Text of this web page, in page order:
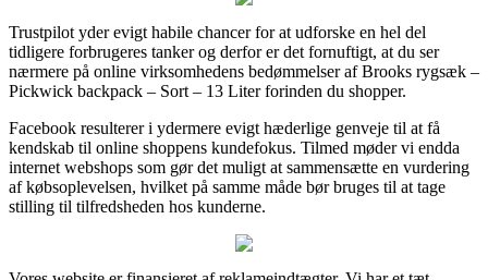
Trustpilot yder evigt habile chancer for at udforske en hel del
tidligere forbrugeres tanker og derfor er det fornuftigt, at du ser
nærmere på online virksomhedens bedømmelser af Brooks rygsæk –
Pickwick backpack – Sort – 13 Liter forinden du shopper.
Facebook resulterer i ydermere evigt hæderlige genveje til at få
kendskab til online shoppens kundefokus. Tilmed møder vi endda
internet webshops som gør det muligt at sammensætte en vurdering
af købsoplevelsen, hvilket på samme måde bør bruges til at tage
stilling til tilfredsheden hos kunderne.